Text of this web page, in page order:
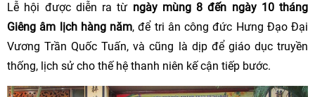
Lễ hội được diễn ra từ ngày mùng 8 đến ngày 10 tháng
Giêng âm lịch hàng năm, để tri ân công đức Hưng Đạo Đại
Vương Trần Quốc Tuấn, và cũng là dịp để giáo dục truyền
thống, lịch sử cho thế hệ thanh niên kế cận tiếp bước.